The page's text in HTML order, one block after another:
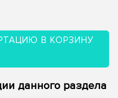
В КОРЗИНУ
данного раздела